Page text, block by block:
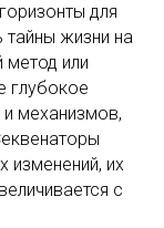
для
тайны жизни на
или
глубокое
механизмов,
изменений, их
с